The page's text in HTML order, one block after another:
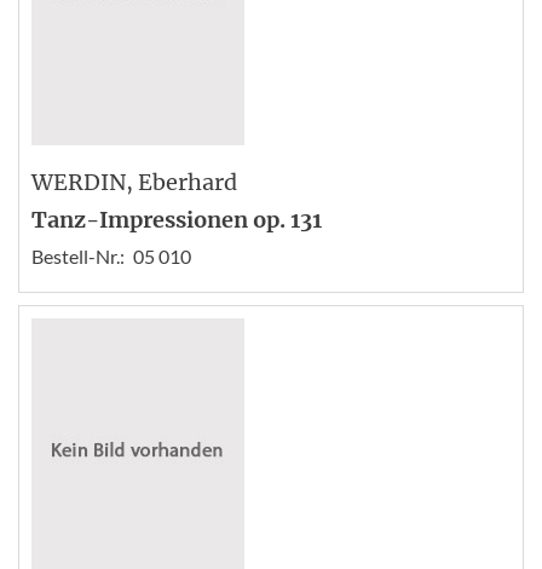
WERDIN, Eberhard
Tanz-Impressionen op. 131
Bestell-Nr.: 05 010